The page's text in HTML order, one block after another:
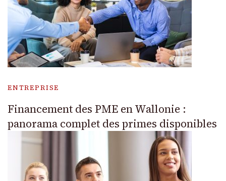
ENTREPRISE
Financement des PME en Wallonie :
panorama complet des primes disponibles